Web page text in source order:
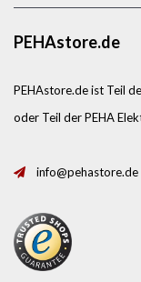
PEHAstore.de
PEHAstore.de ist Teil
oder Teil der PEHA
info@pehastore.de